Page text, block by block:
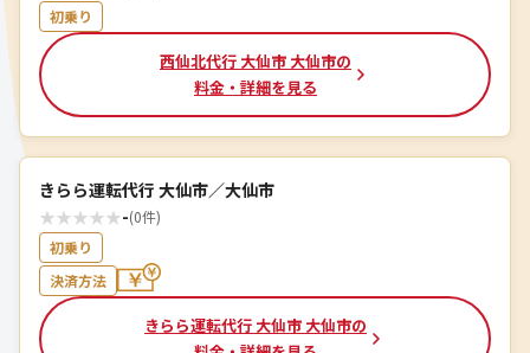
初乗り
西仙北代行 大仙市 大仙市の
料金・詳細を見る
きらら運転代行 大仙市／大仙市
★★★★★-(0件)
初乗り
決済方法
きらら運転代行 大仙市 大仙市の